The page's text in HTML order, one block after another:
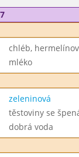
chléb,
mléko
zeleninová
těstoviny se
dobrá voda